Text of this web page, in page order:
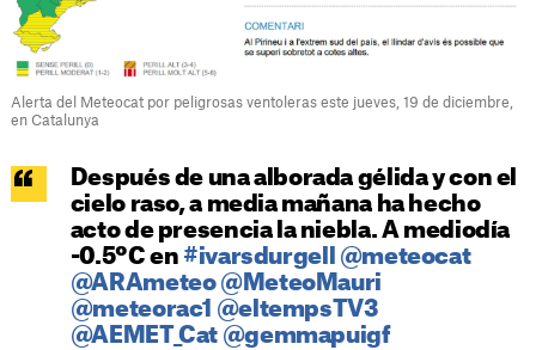
Alerta del Meteocat por peligrosas ventoleras este jueves, 19 de diciembre,
en Catalunya
Después de una alborada gélida y con el
cielo raso, a media mañana ha hecho
acto de presencia la niebla. A mediodía
-0.5ºC en #ivarsdurgell
@meteocat
@ARAmeteo @MeteoMauri
@meteorac1 @eltempsTV3
@AEMET_Cat @gemmapuigf